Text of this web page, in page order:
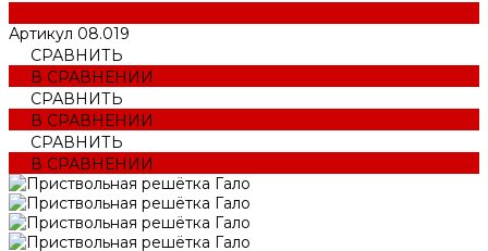
Артикул 08.019
СРАВНИТЬ
В СРАВНЕНИИ
СРАВНИТЬ
В СРАВНЕНИИ
СРАВНИТЬ
В СРАВНЕНИИ